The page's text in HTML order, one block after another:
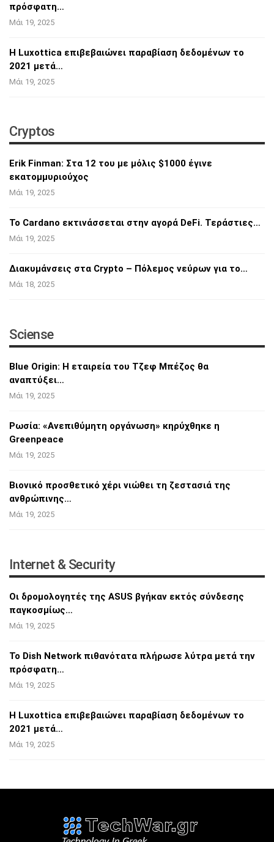
πρόσφατη…
Μάι 19, 2025
Η Luxottica επιβεβαιώνει παραβίαση δεδομένων το
2021 μετά…
Μάι 19, 2025
Cryptos
Erik Finman: Στα 12 του με μόλις $1000 έγινε
εκατομμυριούχος
Μάι 19, 2025
Το Cardano εκτινάσσεται στην αγορά DeFi. Τεράστιες…
Μάι 19, 2025
Διακυμάνσεις στα Crypto – Πόλεμος νεύρων για το…
Μάι 18, 2025
Sciense
Blue Origin: Η εταιρεία του Τζεφ Μπέζος θα
αναπτύξει…
Μάι 19, 2025
Ρωσία: «Ανεπιθύμητη οργάνωση» κηρύχθηκε η
Greenpeace
Μάι 19, 2025
Βιονικό προσθετικό χέρι νιώθει τη ζεστασιά της
ανθρώπινης…
Μάι 19, 2025
Internet & Security
Οι δρομολογητές της ASUS βγήκαν εκτός σύνδεσης
παγκοσμίως…
Μάι 19, 2025
Το Dish Network πιθανότατα πλήρωσε λύτρα μετά την
πρόσφατη…
Μάι 19, 2025
Η Luxottica επιβεβαιώνει παραβίαση δεδομένων το
2021 μετά…
Μάι 19, 2025